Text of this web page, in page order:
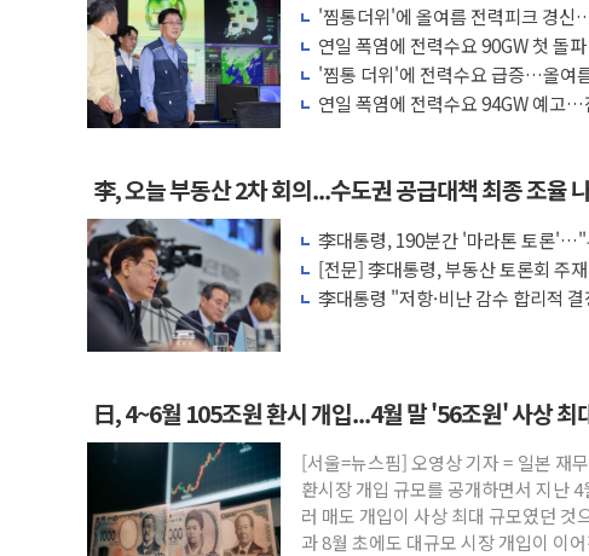
'찜통더위'에 올여름 전력피크 경신
연일 폭염에 전력수요 90GW 첫 돌
불안'
'찜통 더위'에 전력수요 급증…올여
연일 폭염에 전력수요 94GW 예고
李, 오늘 부동산 2차 회의...수도권 공급대책 최종 조율
李대통령, 190분간 '마라톤 토론'…"
과제"
[전문] 李대통령, 부동산 토론회 주
대한 많은 의견 조정"
李대통령 "저항·비난 감수 합리적
日, 4~6월 105조원 환시 개입...4월 말 '56조원' 사상 최
[서울=뉴스핌] 오영상 기자 = 일본 재
환시장 개입 규모를 공개하면서 지난 4
러 매도 개입이 사상 최대 규모였던 것
과 8월 초에도 대규모 시장 개입이 이